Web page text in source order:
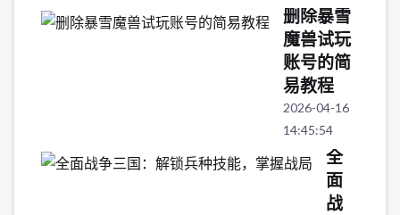
删除暴雪
魔兽试玩
账号的简
易教程
2026-04-16
14:45:54
全
面
战